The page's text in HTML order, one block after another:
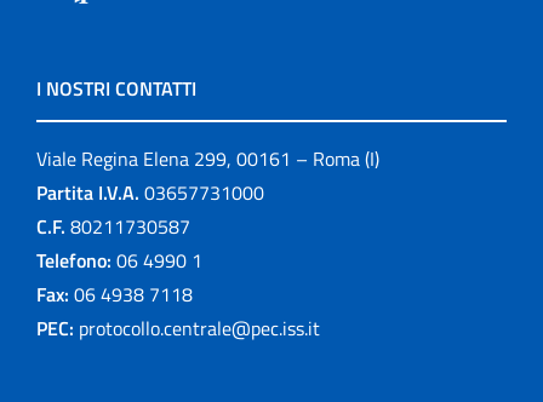
I NOSTRI CONTATTI
Viale Regina Elena 299, 00161 – Roma (I)
Partita I.V.A. 03657731000
C.F. 80211730587
Telefono: 06 4990 1
Fax: 06 4938 7118
PEC: protocollo.centrale@pec.iss.it